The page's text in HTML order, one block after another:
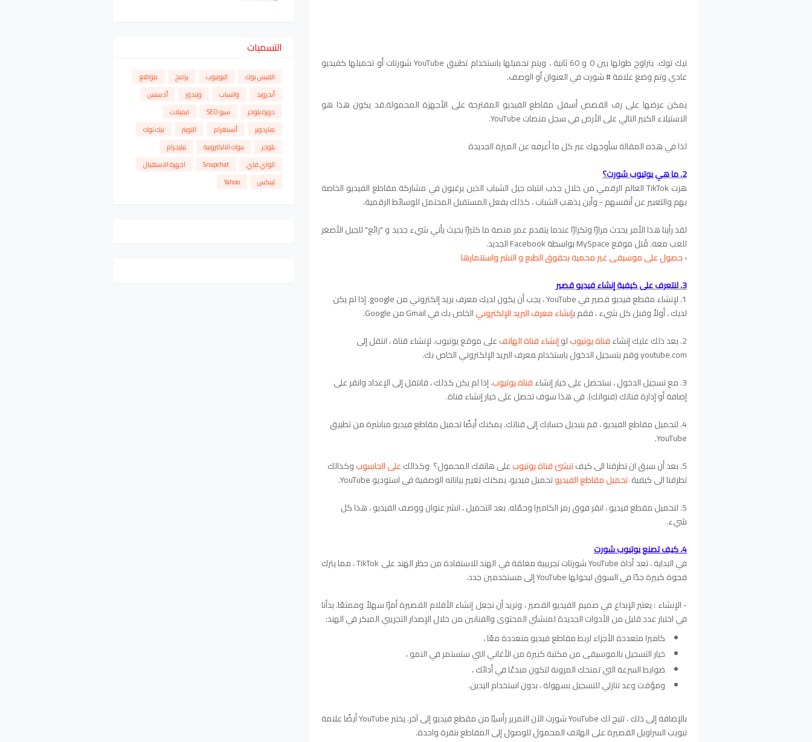
تيك توك. يتراوح طولها بين 0 و 60 ثانية ، ويتم تحميلها باستخدام تطبيق YouTube شورتات أو تحميلها كفيديو
عادي وتم وضع علامة # شورت في العنوان أو الوصف.
يمكن عرضها على رف القصص أسفل مقاطع الفيديو المقترحة على الأجهزة المحمولة.قد يكون هذا هو
الاستيلاء الكبير التالي على الأرض في سجل منصات YouTube.
لذا في هذه المقالة سأوجهك عبر كل ما أعرفه عن الميزة الجديدة
2. ما هي يوتيوب شورت؟
هزت TikTok العالم الرقمي من خلال جذب انتباه جيل الشباب الذين يرغبون في مشاركة مقاطع الفيديو الخاصة
بهم والتعبير عن أنفسهم - وأين يذهب الشباب ، كذلك يفعل المستقبل المحتمل للوسائط الرقمية.
لقد رأينا هذا الأمر يحدث مرارًا وتكرارًا عندما يتقدم عمر منصة ما كثيرًا بحيث يأتي شيء جديد و "رائع" للجيل الأصغر
للعب معه. قُتل موقع MySpace بواسطة Facebook الجديد.
›حصول على موسيقى غير محمية بحقوق الطبع و النشر واستتمارها
3. لنتعرف على كيفية إنشاء فيديو قصير
1. لإنشاء مقطع فيديو قصير في YouTube ، يجب أن يكون لديك معرف بريد إلكتروني من google. إذا لم يكن
لديك ، أولاً وقبل كل شيء ، فقم بإنشاء معرف البريد الإلكترونيالخاص بك في Gmail من Google.
2. بعد ذلك عليك إنشاء
قناة يوتيوبلوإنشاء قناة الهاتفعلى موقع يوتيوب. لإنشاء قناة ، انتقل إلى
youtube.com وقم بتسجيل الدخول باستخدام معرف البريد الإلكتروني الخاص بك.
3. مع تسجيل الدخول ، ستحصل على خيار إنشاء
قناة يوتيوب. إذا لم يكن كذلك ، فانتقل إلى الإعداد وانقر على
إضافة أو إدارة قناتك (قنواتك). في هذا سوف تحصل على خيار إنشاء قناة.
4. لتحميل مقاطع الفيديو ، قم بتبديل حسابك إلى قناتك. يمكنك أيضًا تحميل مقاطع فيديو مباشرة من تطبيق
YouTube.
5. بعد أن سبق ان تطرقنا الى كيف
تنشئ قناة يوتيوبعلى هاتفك المحمول؟ وكذالكعلى الحاسوبوكذالك
تطرقنا الى كيفية تحميل مقاطع الفيديوتحميل فيديو، يمكنك تغيير بياناته الوصفية في استوديو YouTube.
5. لتحميل مقطع فيديو ، انقر فوق رمز الكاميرا وحمّله. بعد التحميل ، انشر عنوان ووصف الفيديو ، هذا كل
شيء.
4. كيف تصنع يوتيوب شورت
في البداية ، تعد أداة YouTube شورتات تجريبية مغلقة في الهند للاستفادة من حظر الهند على TikTok ، مما يترك
فجوة كبيرة جدًا في السوق ليحولها YouTube إلى مستخدمين جدد.
- الإنشاء : يعتبر الإبداع في صميم الفيديو القصير ، ونريد أن نجعل إنشاء الأفلام القصيرة أمرًا سهلاً وممتعًا. بدأنا
في اختبار عدد قليل من الأدوات الجديدة لمنشئي المحتوى والفنانين من خلال الإصدار التجريبي المبكر في الهند:
كاميرا متعددة الأجزاء لربط مقاطع فيديو متعددة معًا ،
خيار التسجيل بالموسيقى من مكتبة كبيرة من الأغاني التي ستستمر في النمو ،
ضوابط السرعة التي تمنحك المرونة لتكون مبدعًا في أدائك ،
ومؤقت وعد تنازلي للتسجيل بسهولة ، بدون استخدام اليدين.
بالإضافة إلى ذلك ، تتيح لك YouTube شورت الآن التمرير رأسيًا من مقطع فيديو إلى آخر. يختبر YouTube أيضًا علامة
تبويب السراويل القصيرة على الهاتف المحمول للوصول إلى المقاطع بنقرة واحدة.
التسميات
الفيس بوك اليوتيوب برامج
مواقع
أندرويد
واتساب ويندوز
أدسنس
دورة بلوجر
سيو SEO
ايميلات
هاردوير
أنستغرام التويتر
تيك توك
بلوجر
بنوك الالكترونية
تيليجرام
الواي فاي
Snapchat
اجهزة الاستقبال
لينكس
Yahoo